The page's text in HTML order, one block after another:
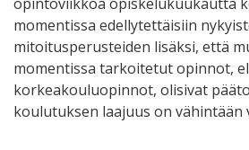
momentissa edellytettäisiin
mitoitusperusteiden lisäksi, että
momentissa tarkoitetut opinnot,
korkeakouluopinnot, olisivat
koulutuksen laajuus on